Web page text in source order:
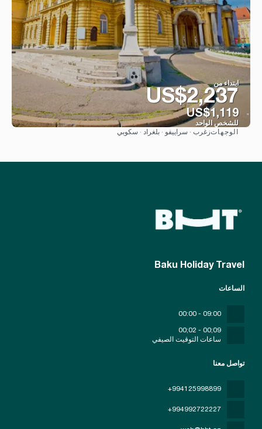
ابتداء من
US$2,237
US$1,119
للشخص الواحد
شاهد
الوجهاتزغرب · سراييفو · بلغراد · سكوبي
Baku Holiday Travel
تواصل معنا
+994125998899
+994992722227
الساعات
09:00 - 00:00
09;00 - 02;00
ساعات التوقيت الصيفي